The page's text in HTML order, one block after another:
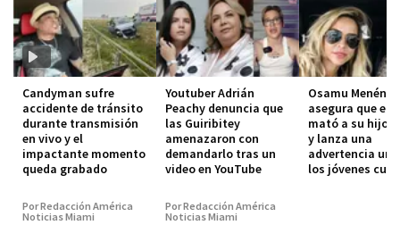
Candyman sufre
accidente de tránsito
durante transmisión
en vivo y el
impactante momento
queda grabado
Por Redacción América
Noticias Miami
Youtuber Adrián
Peachy denuncia que
las Guiribitey
amenazaron con
demandarlo tras un
video en YouTube
Por Redacción América
Noticias Miami
Osamu
asegura que el
mató a su hijo
y lanza una
advertencia
los jóvenes